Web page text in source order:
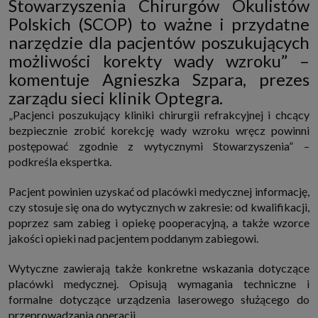
http://www.sagier.pl/
Jeżeli wyrazisz zgodę, o którą wyżej prosimy, administratorami Twoich
danych osobowych będą także nasi Zaufani Partnerzy. Listę Zaufanych
Partnerów możesz sprawdzić w każdym momencie na stronie naszej
polityki prywatności
i tam też zmodyfikować lub cofnąć swoje zgody.
Podstawa i cel przetwarzania
Twoje dane przetwarzamy w następujących celach:
1. Jeśli zawieramy z Tobą umowę o realizację danej usługi (np. usługi
zapewniającej Ci możliwość zapoznania się z jednym z naszych serwisów
w oparciu o treść regulaminu tego serwisu), to możemy przetwarzać
Twoje dane w zakresie niezbędnym do realizacji tej umowy.
2. Zapewnianie bezpieczeństwa usługi (np. sprawdzenie, czy do Twojego
konta nie loguje się nieuprawniona osoba), dokonanie pomiarów
wygody użytkowników (np. personalizowanie treści w usługach), jak
interesujesz się motoryzacją i oglądasz artykuły w biznesistyl.pl lub na
innych stronach internetowych, to możemy Ci wyświetlić reklamę
dotyczącą artykułu w serwisie biznesistyl.pl/automoto. Takie
przetwarzanie danych to realizacja naszych prawnie uzasadnionych
3. Za Twoją zgodą usługi marketingowe dostarczą Ci nasi Zaufani
Partnerzy oraz my dla podmiotów trzecich. Aby móc pokazać interesujące
Cię reklamy (np. produktu, którego możesz potrzebować) reklamodawcy i
ich przedstawiciele chcieliby mieć możliwość przetwarzania Twoich
danych związanych z odwiedzanymi przez Ciebie stronami
Stowarzyszenia Chirurgów Okulistów
Polskich (SCOP) to ważne i przydatne
narzędzie dla pacjentów poszukujących
możliwości korekty wady wzroku” –
komentuje Agnieszka Szpara, prezes
zarządu sieci klinik Optegra.
„Pacjenci poszukujący kliniki chirurgii refrakcyjnej i chcący
bezpiecznie zrobić korekcję wady wzroku wręcz powinni
postępować zgodnie z wytycznymi Stowarzyszenia” –
podkreśla ekspertka.
Pacjent powinien uzyskać od placówki medycznej informację,
czy stosuje się ona do wytycznych w zakresie: od kwalifikacji,
poprzez sam zabieg i opiekę pooperacyjną, a także wzorce
jakości opieki nad pacjentem poddanym zabiegowi.
Wytyczne zawierają także konkretne wskazania dotyczące
placówki medycznej. Opisują wymagania techniczne i
formalne dotyczące urządzenia laserowego służącego do
przeprowadzania operacji.